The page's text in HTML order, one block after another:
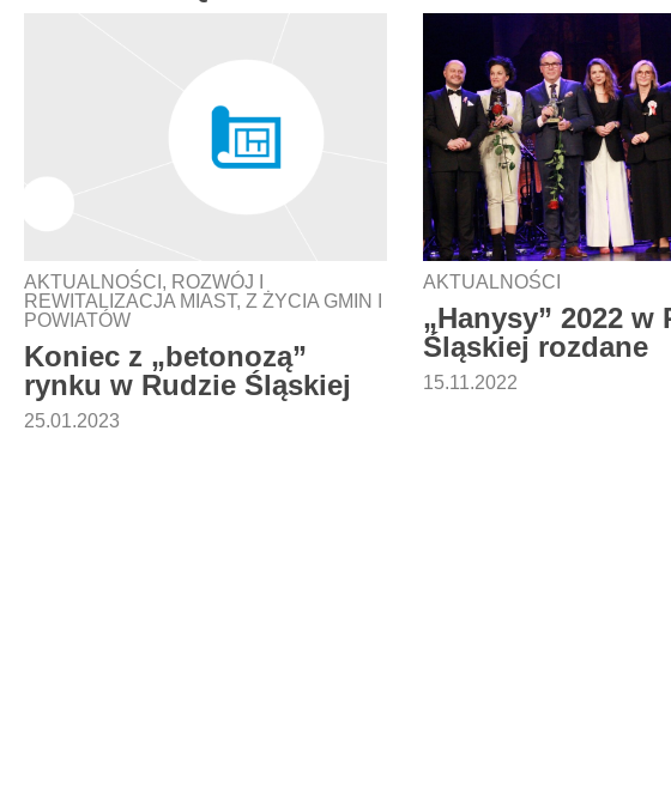
AKTUALNOŚCI , ROZWÓJ I
REWITALIZACJA MIAST, Z ŻYCIA GMIN I
POWIATÓW
Koniec z „betonozą”
rynku w Rudzie Śląskiej
25.01.2023
AKTUALNOŚCI
„Hanysy” 2022 w
Śląskiej rozdane
15.11.2022